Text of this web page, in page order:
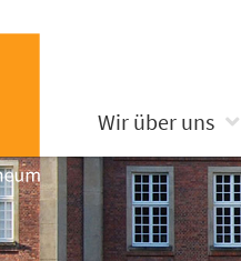
Wir über uns